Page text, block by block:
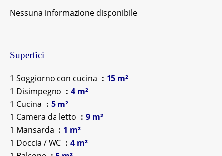
Nessuna informazione disponibile
Superfici
1 Soggiorno con cucina
15 m²
1 Disimpegno
4 m²
1 Cucina
5 m²
1 Camera da letto
9 m²
1 Mansarda
1 m²
1 Doccia / WC
4 m²